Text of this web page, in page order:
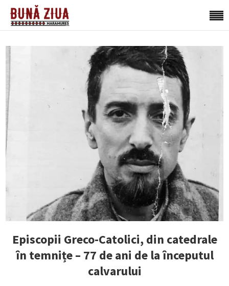
Episcopii Greco-Catolici, din catedrale
în temnițe – 77 de ani de la începutul
calvarului